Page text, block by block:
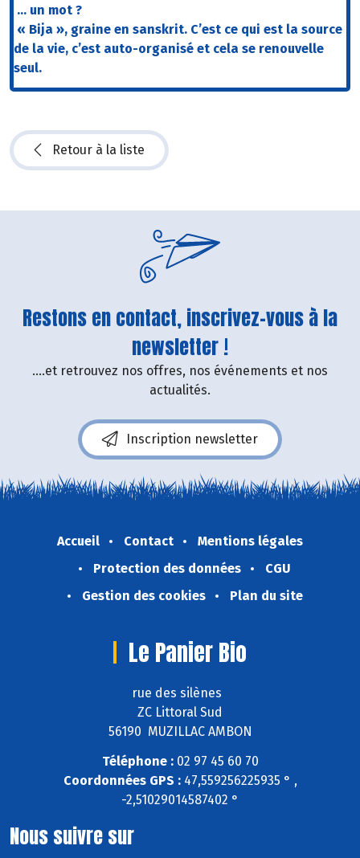
… un mot ?
« Bija », graine en sanskrit. C’est ce qui est la source
de la vie, c’est auto-organisé et cela se renouvelle
seul.
Retour à la liste
Restons en contact, inscrivez-vous à la
newsletter !
....et retrouvez nos offres, nos événements et nos
actualités.
Inscription newsletter
Accueil Contact
Mentions légales
Protection des données
CGU
Gestion des cookies
Plan du site
Le Panier Bio
rue des silènes
ZC Littoral Sud
56190 MUZILLAC AMBON
Téléphone :02 97 45 60 70
Coordonnées GPS :47,559256225935 ° ,
-2,51029014587402 °
Nous suivre sur